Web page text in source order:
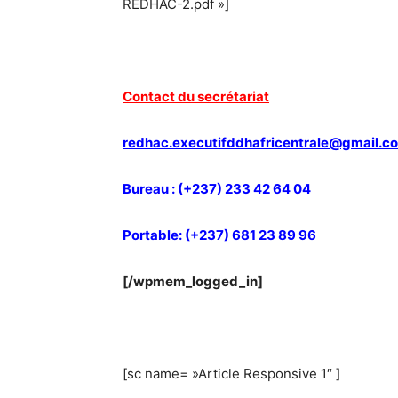
REDHAC-2.pdf »]
Contact du secrétariat
Bureau : (+237) 233 42 64 04
Portable: (+237) 681 23 89 96
[/wpmem_logged_in]
[sc name= »Article Responsive 1″ ]